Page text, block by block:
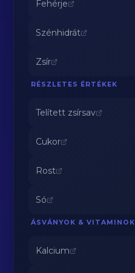
Fehérje
Szénhidrát
Zsír
RÉSZLETES ÉRTÉKEK
Telített zsírsav
Cukor
Rost
Só
ÁSVÁNYOK & VITAMINOK
Kalcium